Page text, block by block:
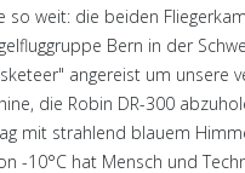
so weit: die beiden
Bern in der
angereist um unsere
die Robin DR-300
mit strahlend blauem
-10°C hat Mensch und